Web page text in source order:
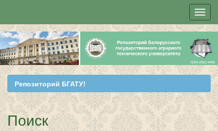
Skip
navigation
Репозиторий БГАТУ!
Поиск